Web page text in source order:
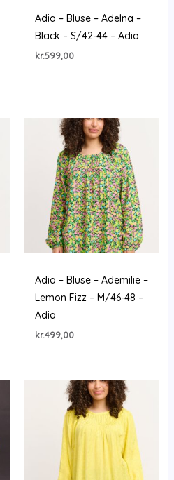
Adia – Bluse – Adelna –
Black – S/42-44 – Adia
kr.599,00
Adia – Bluse – Ademilie –
Lemon Fizz – M/46-48 –
Adia
kr.499,00